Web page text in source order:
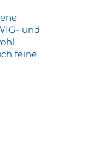
und
feine,